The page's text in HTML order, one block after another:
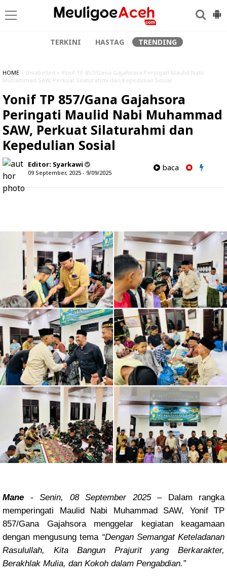
TERKINI HASTAG TRENDING
HOME » Unlabelled » Yonif TP 857/Gana Gajahsora Peringati Maulid Nabi
Muhammad SAW, Perkuat Silaturahmi dan Kepedulian Sosial
Yonif TP 857/Gana Gajahsora
Peringati Maulid Nabi Muhammad
SAW, Perkuat Silaturahmi dan
Kepedulian Sosial
Editor: Syarkawi
09 September, 2025 - 9/09/2025
baca
Mane - Senin, 08 September 2025– Dalam rangka
memperingati Maulid Nabi Muhammad SAW, Yonif TP
857/Gana Gajahsora menggelar kegiatan keagamaan
dengan mengusung tema “Dengan Semangat Keteladanan
Rasulullah, Kita Bangun Prajurit yang Berkarakter,
Berakhlak Mulia, dan Kokoh dalam Pengabdian.”